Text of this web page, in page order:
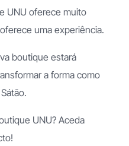
UNU oferece muito
uma experiência.
boutique estará
a forma como
UNU? Aceda